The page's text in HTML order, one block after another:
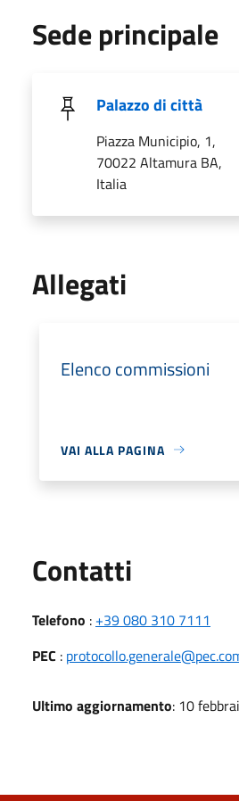
Sede principale
Palazzo di città
Piazza Municipio, 1,
70022 Altamura BA,
Italia
Allegati
Elenco commissioni
VAI ALLA PAGINA
Contatti
Telefono : +39 080 310 7111
PEC :
Ultimo aggiornamento: 10